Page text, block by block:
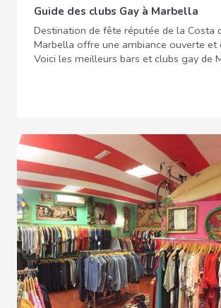
Guide des clubs Gay à Marbella
Destination de fête réputée de la Costa
Marbella offre une ambiance ouverte et
Voici les meilleurs bars et clubs gay de